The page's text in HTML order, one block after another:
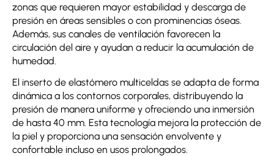
zonas que requieren mayor estabilidad y descarga de
presión en áreas sensibles o con prominencias óseas.
Además, sus canales de ventilación favorecen la
circulación del aire y ayudan a reducir la acumulación de
humedad.
El inserto de elastómero multiceldas se adapta de forma
dinámica a los contornos corporales, distribuyendo la
presión de manera uniforme y ofreciendo una inmersión
de hasta 40 mm. Esta tecnología mejora la protección de
la piel y proporciona una sensación envolvente y
confortable incluso en usos prolongados.